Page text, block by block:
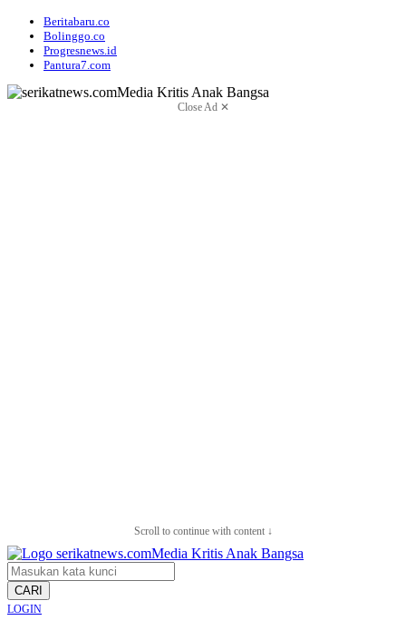
Beritabaru.co
Bolinggo.co
Progresnews.id
Pantura7.com
Close Ad ✕
Scroll to continue with content ↓
CARI
LOGIN